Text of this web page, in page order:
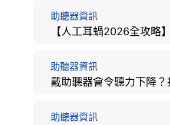
助聽器資訊
助聽器資訊
助聽器資訊